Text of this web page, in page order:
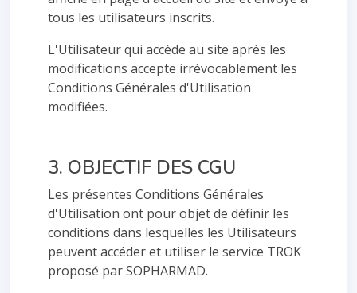
tous les utilisateurs inscrits.
L'Utilisateur qui accède au site après les
modifications accepte irrévocablement les
Conditions Générales d'Utilisation
modifiées.
3. OBJECTIF DES CGU
Les présentes Conditions Générales
d'Utilisation ont pour objet de définir les
conditions dans lesquelles les Utilisateurs
peuvent accéder et utiliser le service TROK
proposé par SOPHARMAD.